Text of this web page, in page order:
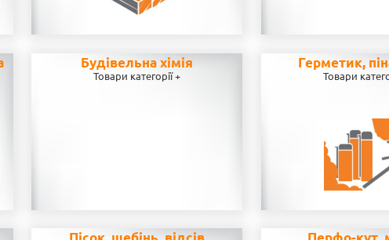
Будівельна хімія
Товари категорії +
Герметик,
Товари